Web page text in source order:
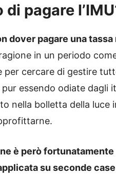
di pagare
dover pagare una
in un periodo
per cercare di gestire
pur essendo odiate dagli
nella bolletta della luce
è però fortunatamente
su seconde